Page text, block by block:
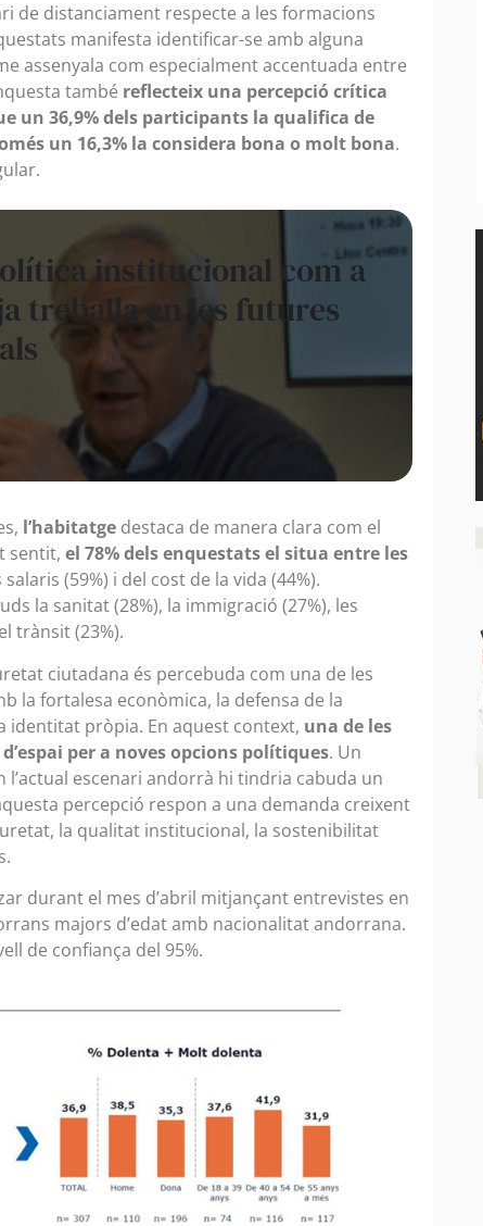
de distanciament respecte a les formacions
manifesta identificar-se amb alguna
assenyala com especialment accentuada entre
també reflecteix una percepció crítica
un 36,9% dels participants la qualifica de
un 16,3% la considera bona o molt bona.
institucional com a
treballa en les futures
l’habitatge destaca de manera clara com el
sentit, el 78% dels enquestats el situa entre les
(59%) i del cost de la vida (44%).
la sanitat (28%), la immigració (27%), les
trànsit (23%).
ciutadana és percebuda com una de les
la fortalesa econòmica, la defensa de la
identitat pròpia. En aquest context, una de les
per a noves opcions polítiques. Un
escenari andorrà hi tindria cabuda un
percepció respon a una demanda creixent
la qualitat institucional, la sostenibilitat
durant el mes d’abril mitjançant entrevistes en
majors d’edat amb nacionalitat andorrana.
de confiança del 95%.